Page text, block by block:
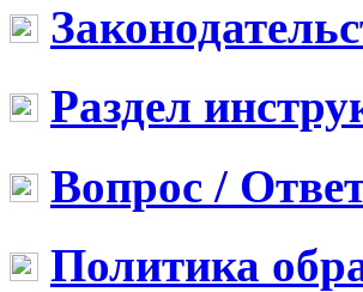
Раздел
Вопрос /
Политика